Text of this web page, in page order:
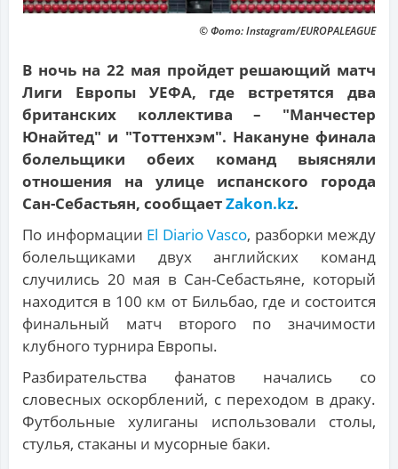
© Фото: Instagram/EUROPALEAGUE
В ночь на 22 мая пройдет решающий матч
Лиги Европы УЕФА, где встретятся два
британских коллектива – "Манчестер
Юнайтед" и "Тоттенхэм". Накануне финала
болельщики обеих команд выясняли
отношения на улице испанского города
Сан-Себастьян, сообщаетZakon.kz.
По информации El Diario Vasco, разборки между
болельщиками двух английских команд
случились 20 мая в Сан-Себастьяне, который
находится в 100 км от Бильбао, где и состоится
финальный матч второго по значимости
клубного турнира Европы.
Разбирательства фанатов начались со
словесных оскорблений, с переходом в драку.
Футбольные хулиганы использовали столы,
стулья, стаканы и мусорные баки.